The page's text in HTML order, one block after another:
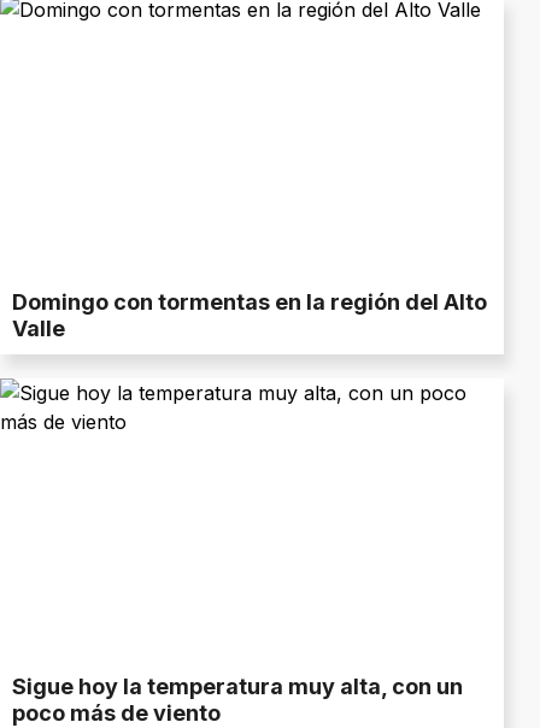
Domingo con tormentas en la región del Alto
Valle
Sigue hoy la temperatura muy alta, con un
poco más de viento